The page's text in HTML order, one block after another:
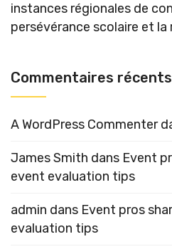
instances régionales de
persévérance scolaire et
Commentaires récents
A WordPress Commenter
James Smith dans Event
event evaluation tips
admin dans Event pros
evaluation tips